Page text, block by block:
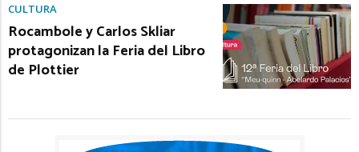
CULTURA
Rocambole y Carlos Skliar
protagonizan la Feria del Libro
de Plottier